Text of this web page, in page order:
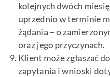
kolejnych dwóch
uprzednio w terminie
żądania – o
oraz jego przyczynach.
Klient może zgłaszać
zapytania i wnioski